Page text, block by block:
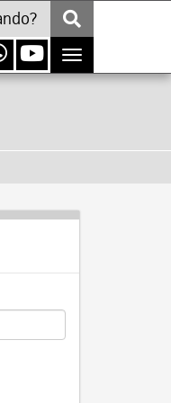
Toggle
navigation